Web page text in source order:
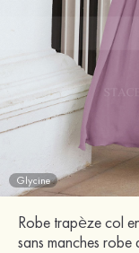
Glycine
Robe trapèze col
sans manches